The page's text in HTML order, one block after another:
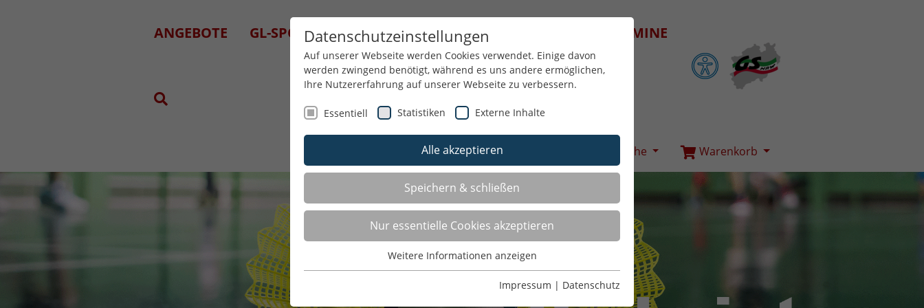
ANGEBOTE GL-SPORT GSNRW SPORTJUGEND TERMINE
Suche Warenkorb
Datenschutzeinstellungen
Auf unserer Webseite werden Cookies verwendet. Einige davon
werden zwingend benötigt, während es uns andere ermöglichen,
Ihre Nutzererfahrung auf unserer Webseite zu verbessern.
Essentiell Statistiken Externe Inhalte
Alle akzeptieren
Speichern & schließen
Nur essentielle Cookies akzeptieren
Essentielle Cookies werden für grundlegende Funktionen der
Weitere Informationen anzeigen
Impressum | Datenschutz